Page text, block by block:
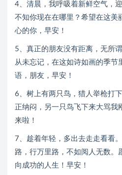
4、清晨，我呼吸着新鲜空气，
不知你现在在哪里？希望在这美
心的你，早安！
5、真正的朋友没有距离，无所
从未忘记，在这如诗如画的季节
语，朋友，早安！
6、树上有两只鸟，猎人举枪打
正纳闷，另一只鸟飞下来大骂我
来啦！
7、趁着年轻，多出去走走看看
路，行万里路，不如阅人无数。
向成功的人生！早安！